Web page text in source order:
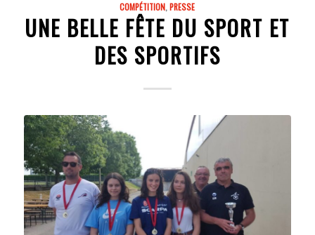
COMPÉTITION,PRESSE
UNE BELLE FÊTE DU SPORT ET
DES SPORTIFS